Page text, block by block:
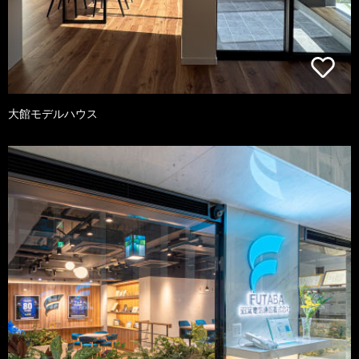
大館モデルハウス